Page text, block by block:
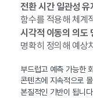
전환 시간 일관성 유
함수를 적용해 체계
시각적 이동의 의도
명확히 정의해 예상
부드럽고 예측 가능한
콘텐츠에 지속적으로
본질적인 기반이 됩니